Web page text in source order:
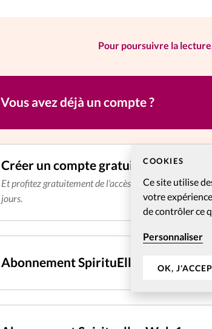
COOKIES
Ce site utilise
votre
de contrôler ce
Personnaliser
OK,
Pour poursuivre la
Vous avez déjà un compte ?
Créer un compte gratuitement
Et profitez gratuitement de l'accès aux articles web
jours.
Abonnement SpirituElles Web